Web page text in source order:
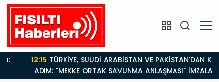
ADIM: "MEKKE ORTAK SAVUNMA ANLAŞMASI" İMZALANDI!